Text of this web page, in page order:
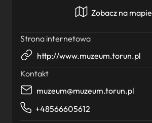
Zobacz na mapie
Strona internetowa
http://www.muzeum.torun.pl
Kontakt
muzeum@muzeum.torun.pl
+48566605612